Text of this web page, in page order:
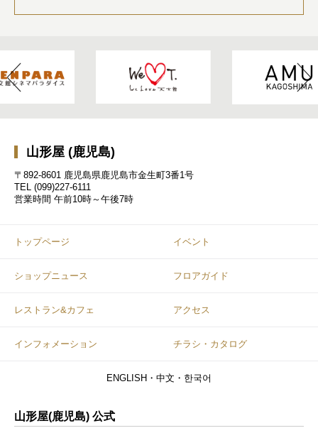
山形屋 (鹿児島)
〒892-8601 鹿児島県鹿児島市金生町3番1号
TEL (099)227-6111
営業時間 午前10時～午後7時
トップページ イベント
ショップニュース フロアガイド
レストラン&カフェ アクセス
インフォメーション チラシ・カタログ
ENGLISH・中文・한국어
山形屋(鹿児島) 公式